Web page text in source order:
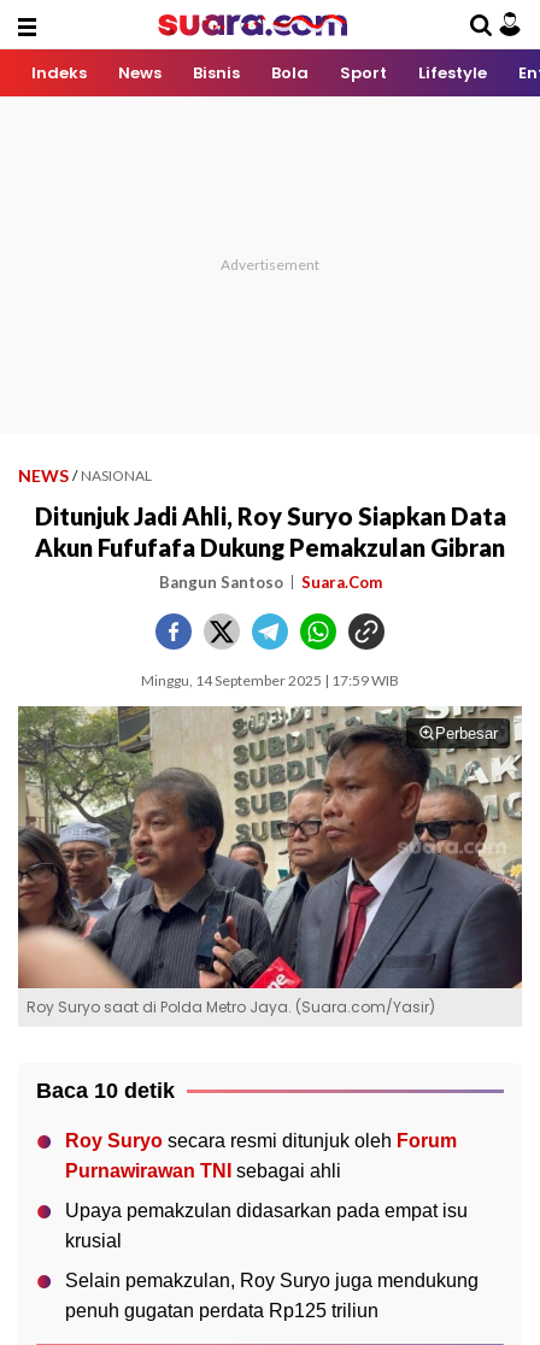
Indeks News Bisnis Bola Sport Lifestyle
NEWS / NASIONAL
Ditunjuk Jadi Ahli, Roy Suryo Siapkan Data
Akun Fufufafa Dukung Pemakzulan Gibran
Bangun Santoso Suara.Com
Minggu, 14 September 2025 | 17:59 WIB
Perbesar
Roy Suryo saat di Polda Metro Jaya. (Suara.com/Yasir)
Baca 10 detik
Roy Suryo secara resmi ditunjuk oleh Forum
Purnawirawan TNI
sebagai ahli
Upaya pemakzulan didasarkan pada empat isu
krusial
Selain pemakzulan, Roy Suryo juga mendukung
penuh gugatan perdata Rp125 triliun